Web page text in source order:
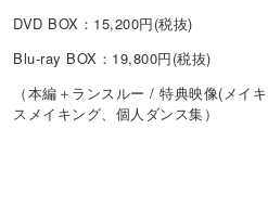
DVD BOX ： 15,200円(税抜)
Blu-ray BOX ： 19,800円(税抜)
（本編＋ランスルー / 特典映像(メイ
スメイキング、個人ダンス集）